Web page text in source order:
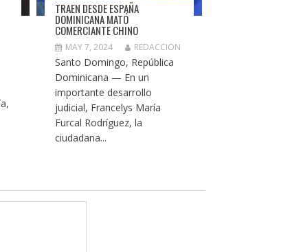
TRAEN DESDE ESPAÑA
DOMINICANA MATÓ
COMERCIANTE CHINO
MAY 7, 2024 REDACCION
Santo Domingo, República
Dominicana — En un
importante desarrollo
judicial, Francelys María
Furcal Rodríguez, la
ciudadana...